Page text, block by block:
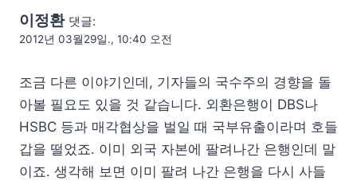
이정환 댓글:
2012년 03월29일., 10:40 오전
조금 다른 이야기인데, 기자들의 국수주의 경향을 돌
아볼 필요도 있을 것 같습니다. 외환은행이 DBS나
HSBC 등과 매각협상을 벌일 때 국부유출이라며 호들
갑을 떨었죠. 이미 외국 자본에 팔려나간 은행인데 말
이죠. 생각해 보면 이미 팔려 나간 은행을 다시 사들